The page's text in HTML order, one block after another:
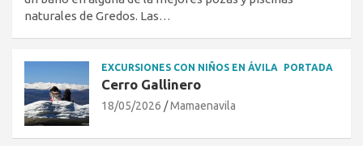
naturales de Gredos. Las…
EXCURSIONES CON NIÑOS EN ÁVILA PORTADA
Cerro Gallinero
18/05/2026 Mamaenavila